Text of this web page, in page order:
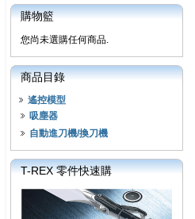
購物籃
您尚未選購任何商品.
商品目錄
遙控模型
吸塵器
自動進刀機/換刀機
T-REX 零件快速購